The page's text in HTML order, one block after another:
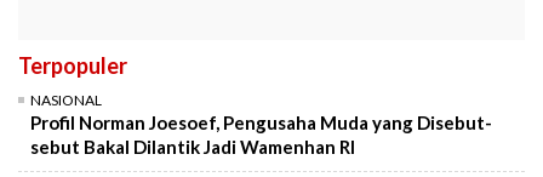
Terpopuler
NASIONAL
Profil Norman Joesoef, Pengusaha Muda yang Disebut-
sebut Bakal Dilantik Jadi Wamenhan RI